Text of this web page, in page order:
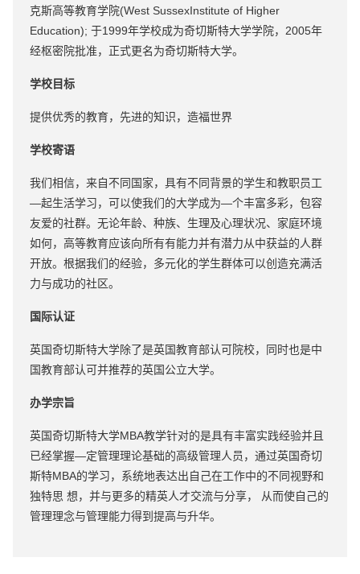
克斯高等教育学院(West SussexInstitute of Higher
Education); 于1999年学校成为奇切斯特大学学院，2005年
经枢密院批准，正式更名为奇切斯特大学。
学校目标
提供优秀的教育，先进的知识，造福世界
学校寄语
我们相信，来自不同国家，具有不同背景的学生和教职员工
—起生活学习，可以使我们的大学成为—个丰富多彩，包容
友爱的社群。无论年龄、种族、生理及心理状况、家庭环境
如何，高等教育应该向所有有能力并有潜力从中获益的人群
开放。根据我们的经验，多元化的学生群体可以创造充满活
力与成功的社区。
国际认证
英国奇切斯特大学除了是英国教育部认可院校，同时也是中
国教育部认可并推荐的英国公立大学。
办学宗旨
英国奇切斯特大学MBA教学针对的是具有丰富实践经验并且
已经掌握—定管理理论基础的高级管理人员，通过英国奇切
斯特MBA的学习，系统地表达出自己在工作中的不同视野和
独特思 想，并与更多的精英人才交流与分享， 从而使自己的
管理理念与管理能力得到提高与升华。